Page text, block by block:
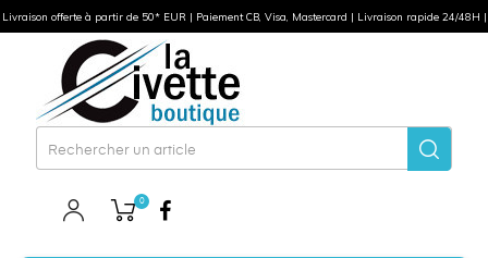
0
Livraison offerte à partir de 50* EUR | Paiement CB, Visa, Mastercard | Livraison rapide 24/48H |